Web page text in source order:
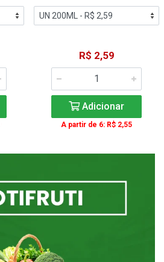
R$ 2,59
Adicionar
A partir de 6: R$ 2,55